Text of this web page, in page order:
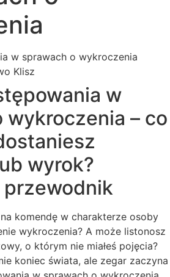
Klisz
w
wykroczenia – co
wyrok?
komendę w charakterze osoby
wykroczenia? A może listonosz
o którym nie miałeś pojęcia?
koniec świata, ale zegar zaczyna